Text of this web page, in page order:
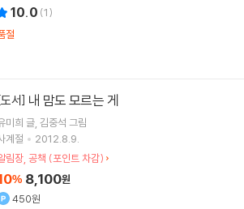
10.0 (1)
절
[도서] 내 맘도 모르는 게
미희 글 김중석 그림
계절
2012.8.9.
림장, 공책 (포인트 차감)
% 8,100원
450원